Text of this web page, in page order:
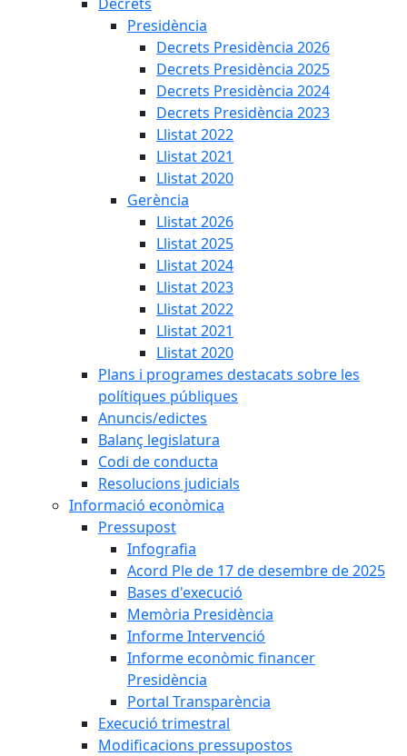
Presidència
Decrets Presidència 2026
Decrets Presidència 2025
Decrets Presidència 2024
Decrets Presidència 2023
Llistat 2022
Llistat 2021
Llistat 2020
Gerència
Llistat 2026
Llistat 2025
Llistat 2024
Llistat 2023
Llistat 2022
Llistat 2021
Llistat 2020
Plans i programes destacats sobre les
polítiques públiques
Anuncis/edictes
Balanç legislatura
Codi de conducta
Resolucions judicials
Informació econòmica
Pressupost
Infografia
Acord Ple de 17 de desembre de 2025
Bases d'execució
Memòria Presidència
Informe Intervenció
Informe econòmic financer
Presidència
Portal Transparència
Execució trimestral
Modificacions pressupostos